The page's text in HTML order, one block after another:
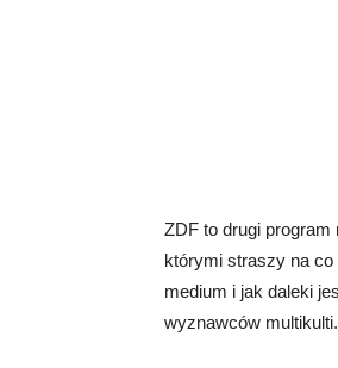
ZDF to drugi program
którymi straszy na
medium i jak daleki
wyznawców multikulti.